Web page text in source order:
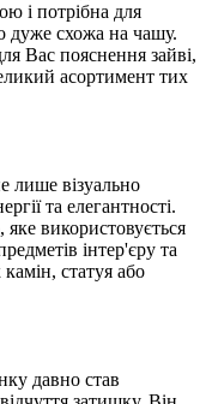
і потрібна для
дуже схожа на чашу.
Вас пояснення зайві,
асортимент тих
лише візуально
та елегантності.
використовується
інтер'єру та
статуя або
давно став